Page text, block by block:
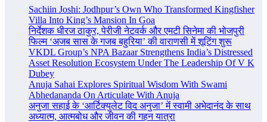
Sachiin Joshi: Jodhpur’s Own Who Transformed Kingfisher
Villa Into King’s Mansion In Goa
निर्देशक धीरज ठाकुर, पेरीजी नेटवर्क और एमटी सिनेमा की भोजपुरी
फिल्म ‘अजब सास के गजब बहुरिया’ की वाराणसी में शूटिंग शुरू
VKDL Group’s NPA Bazaar Strengthens India’s Distressed
Asset Resolution Ecosystem Under The Leadership Of V K
Dubey
Anuja Sahai Explores Spiritual Wisdom With Swami
Abhedananda On Articulate With Anuja
अनुजा सहाई के ‘आर्टिक्युलेट विद अनुजा’ में स्वामी अभेदानंद के साथ
अध्यात्म, आत्मबोध और जीवन की गहन यात्रा